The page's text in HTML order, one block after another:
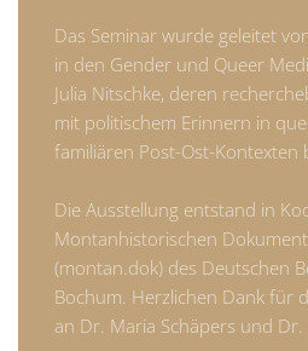
Das Seminar wurde geleitet
in den Gender und Queer
Julia Nitschke, deren
mit politischem Erinnern in
familiären Post-Ost-Kontexten
Die Ausstellung entstand in
Montanhistorischen
(montan.dok) des Deutschen
Bochum. Herzlichen Dank für
an Dr. Maria Schäpers und